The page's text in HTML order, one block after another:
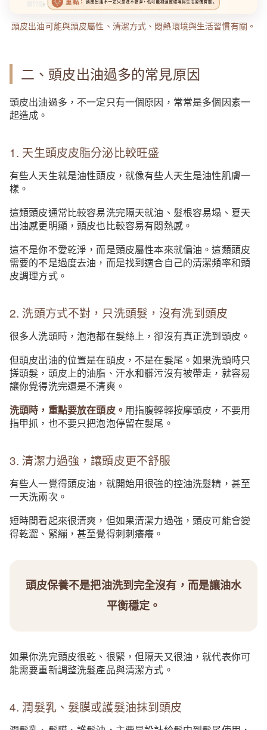
頭皮出油可能與頭皮屬性、清潔方式、悶熱環境與生活習慣有關。
二、頭皮出油過多的常見原因
頭皮出油過多，不一定只有一個原因，常常是多個因素一
起造成。
1. 天生頭皮皮脂分泌比較旺盛
有些人天生就是油性頭皮，就像有些人天生是油性肌膚一
樣。
這類頭皮通常比較容易洗完隔天就油、髮根容易塌、夏天
出油感更明顯，頭皮也比較容易有悶熱感。
這不是你不愛乾淨，而是頭皮屬性本來就偏油。這類頭皮
需要的不是過度去油，而是找到適合自己的清潔頻率和頭
皮調理方式。
2. 洗頭方式不對，只洗頭髮，沒有洗到頭皮
很多人洗頭時，泡泡都在髮絲上，卻沒有真正洗到頭皮。
但頭皮出油的位置是在頭皮，不是在髮尾。如果洗頭時只
搓頭髮，頭皮上的油脂、汗水和髒污沒有被帶走，就容易
讓你覺得洗完還是不清爽。
洗頭時，重點要放在頭皮。 用指腹輕輕按摩頭皮，不要用
指甲抓，也不要只把泡泡停留在髮尾。
3. 清潔力過強，讓頭皮更不舒服
有些人一覺得頭皮油，就開始用很強的控油洗髮精，甚至
一天洗兩次。
短時間看起來很清爽，但如果清潔力過強，頭皮可能會變
得乾澀、緊繃，甚至覺得刺刺癢癢。
頭皮保養不是把油洗到完全沒有，而是讓油水
平衡穩定。
如果你洗完頭皮很乾、很緊，但隔天又很油，就代表你可
能需要重新調整洗髮產品與清潔方式。
4. 潤髮乳、髮膜或護髮油抹到頭皮